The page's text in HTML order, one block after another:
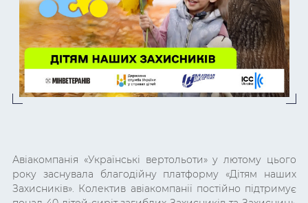
Авіакомпанія «Українські вертольоти» у лютому цього
року заснувала благодійну платформу «Дітям наших
Захисників». Колектив авіакомпанії постійно підтримує